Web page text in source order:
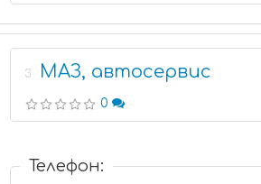
3 МАЗ, автосервис
0
Телефон: